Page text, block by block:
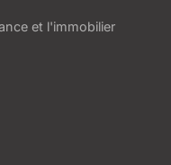
et l'immobilier